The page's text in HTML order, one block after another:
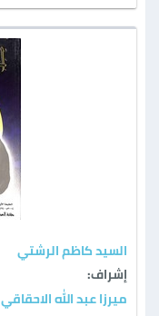
السيد كاظم الرشتي
إشراف:
ميرزا عبد الله الاحقاقي